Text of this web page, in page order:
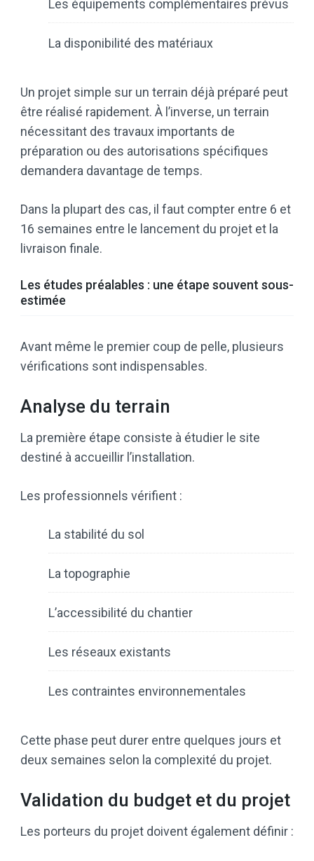
Les équipements complémentaires prévus
La disponibilité des matériaux
Un projet simple sur un terrain déjà préparé peut
être réalisé rapidement. À l’inverse, un terrain
nécessitant des travaux importants de
préparation ou des autorisations spécifiques
demandera davantage de temps.
Dans la plupart des cas, il faut compter entre 6 et
16 semaines entre le lancement du projet et la
livraison finale.
Les études préalables : une étape souvent sous-
estimée
Avant même le premier coup de pelle, plusieurs
vérifications sont indispensables.
Analyse du terrain
La première étape consiste à étudier le site
destiné à accueillir l’installation.
Les professionnels vérifient :
La stabilité du sol
La topographie
L’accessibilité du chantier
Les réseaux existants
Les contraintes environnementales
Cette phase peut durer entre quelques jours et
deux semaines selon la complexité du projet.
Validation du budget et du projet
Les porteurs du projet doivent également définir :